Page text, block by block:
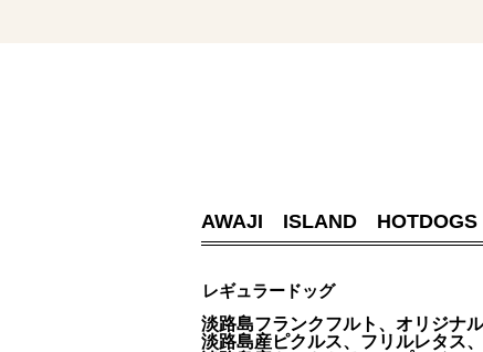
AWAJI ISLAND
レギュラードッグ
淡路島フランクフルト、オリジナル
淡路島産ピクルス、フリルレタス、